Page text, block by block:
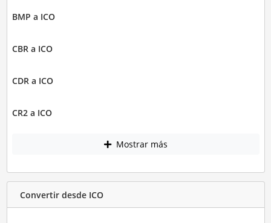
BMP a ICO
CBR a ICO
CDR a ICO
CR2 a ICO
Mostrar más
Convertir desde ICO